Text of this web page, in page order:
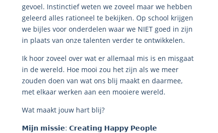
gevoel. Instinctief weten we zoveel maar we hebben
geleerd alles rationeel te bekijken. Op school krijgen
we bijles voor onderdelen waar we NIET goed in zijn
in plaats van onze talenten verder te ontwikkelen.
Ik hoor zoveel over wat er allemaal mis is en misgaat
in de wereld. Hoe mooi zou het zijn als we meer
zouden doen van wat ons blij maakt en daarmee,
met elkaar werken aan een mooiere wereld.
Wat maakt jouw hart blij?
𝗠𝗶𝗷𝗻 𝗺𝗶𝘀𝘀𝗶𝗲: 𝗖𝗿𝗲𝗮𝘁𝗶𝗻𝗴 𝗛𝗮𝗽𝗽𝘆 𝗣𝗲𝗼𝗽𝗹𝗲